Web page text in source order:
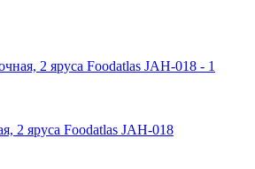
2 яруса Foodatlas JAH-018